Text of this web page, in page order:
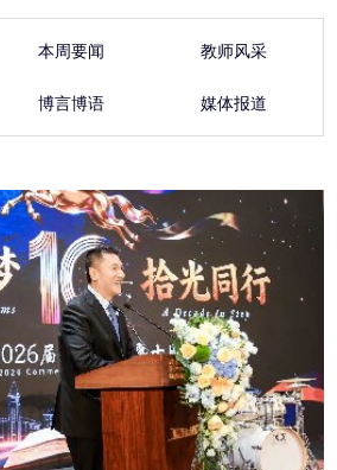
本周要闻 教师风采
博言博语 媒体报道